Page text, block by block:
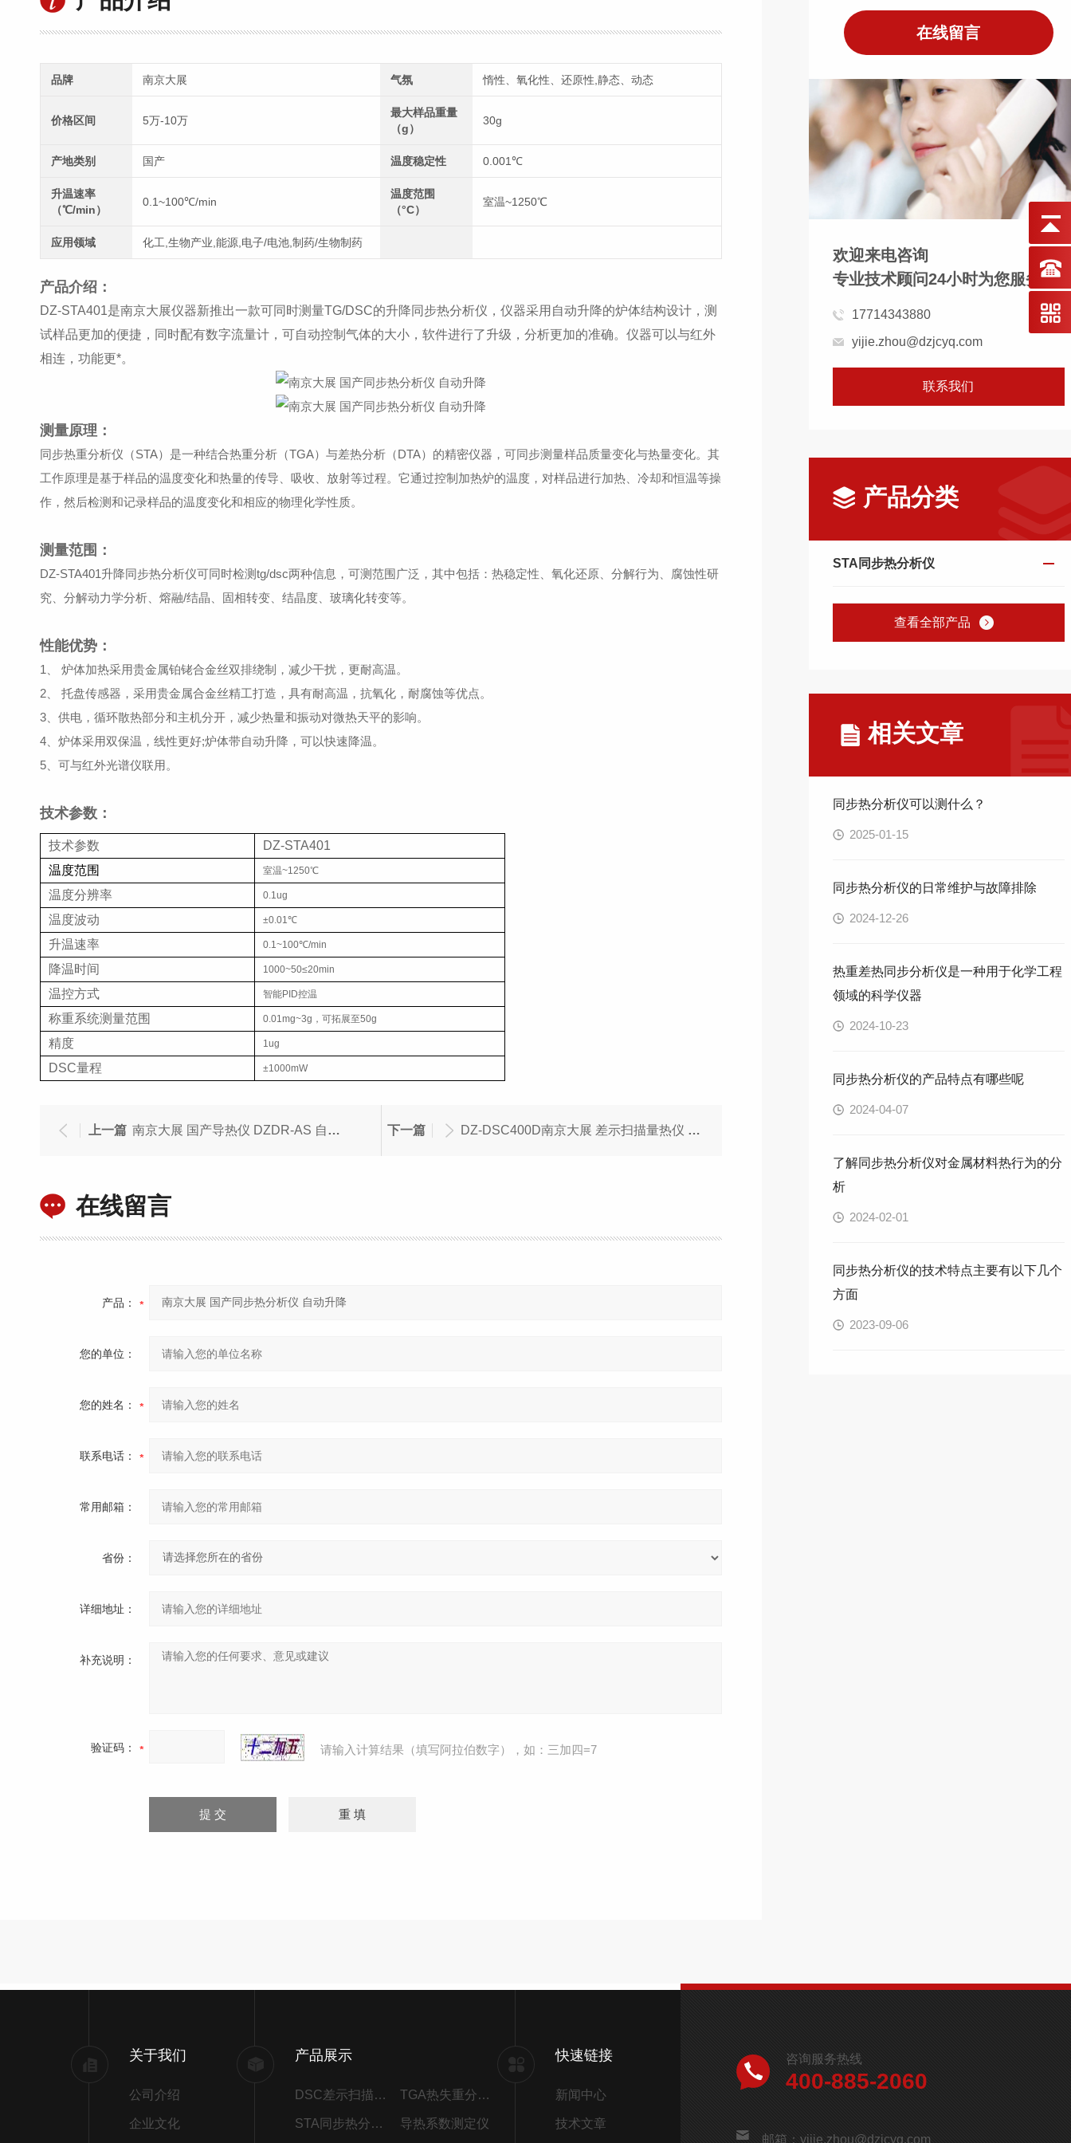
品牌 南京大展 气氛 惰性、氧化性、还原性,静态、动态
价格区间 5万-10万
最大样品重量
（g）
30g
产地类别 国产 温度稳定性 0.001℃
升温速率
（℃/min）
0.1~100℃/min
温度范围
（°C）
室温~1250℃
应用领域 化工,生物产业,能源,电子/电池,制药/生物制药
产品介绍：
DZ-STA401是南京大展仪器新推出一款可同时测量TG/DSC的升降同步热分析仪，仪器采用自动升降的炉体结构设计，测
试样品更加的便捷，同时配有数字流量计，可自动控制气体的大小，软件进行了升级，分析更加的准确。仪器可以与红外
相连，功能更*。
测量原理：
同步热重分析仪（STA）是一种结合热重分析（TGA）与差热分析（DTA）的精密仪器，可同步测量样品质量变化与热量变化。其
工作原理是基于样品的温度变化和热量的传导、吸收、放射等过程。它通过控制加热炉的温度，对样品进行加热、冷却和恒温等操
作，然后检测和记录样品的温度变化和相应的物理化学性质。
测量范围：
DZ-STA401升降同步热分析仪可同时检测tg/dsc两种信息，可测范围广泛，其中包括：热稳定性、氧化还原、分解行为、腐蚀性研
究、分解动力学分析、熔融/结晶、固相转变、结晶度、玻璃化转变等。
性能优势：
1、 炉体加热采用贵金属铂铑合金丝双排绕制，减少干扰，更耐高温。
2、 托盘传感器，采用贵金属合金丝精工打造，具有耐高温，抗氧化，耐腐蚀等优点。
3、供电，循环散热部分和主机分开，减少热量和振动对微热天平的影响。
4、炉体采用双保温，线性更好;炉体带自动升降，可以快速降温。
5、可与红外光谱仪联用。
技术参数：
技术参数
DZ-STA401
温度范围
室温~1250℃
温度分辨率 0.1ug
温度波动 ±0.01℃
升温速率 0.1~100℃/min
降温时间 1000~50≤20min
温控方式 智能PID控温
称重系统测量范围 0.01mg~3g，可拓展至50g
精度 1ug
DSC量程 ±1000mW
上一篇 南京大展 国产导热仪 DZDR-AS 自动计算结果 下一篇 DZ-DSC400D南京大展 差示扫描量热仪 品牌推荐
在线留言
产品：
您的单位：
您的姓名：
联系电话：
常用邮箱：
省份：
详细地址：
补充说明：
验证码： 请输入计算结果（填写阿拉伯数字），如：三加四=7
在线留言
欢迎来电咨询
专业技术顾问24小时为您服务！
17714343880
yijie.zhou@dzjcyq.com
联系我们
产品分类
STA同步热分析仪
查看全部产品
相关文章
同步热分析仪可以测什么？
2025-01-15
同步热分析仪的日常维护与故障排除
2024-12-26
热重差热同步分析仪是一种用于化学工程
领域的科学仪器
2024-10-23
同步热分析仪的产品特点有哪些呢
2024-04-07
了解同步热分析仪对金属材料热行为的分
析
2024-02-01
同步热分析仪的技术特点主要有以下几个
方面
2023-09-06
关于我们
公司介绍
企业文化
产品展示
DSC差示扫描量热仪 TGA热失重分析仪
STA同步热分析仪 导热系数测定仪
快速链接
新闻中心
技术文章
咨询服务热线
400-885-2060
邮箱：yijie.zhou@dzjcyq.com